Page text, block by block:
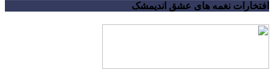
افتخارات نغمه های عشق اندیمشک